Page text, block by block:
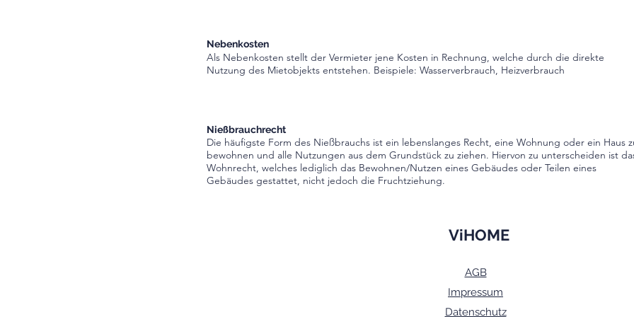
Nebenkosten
Als Nebenkosten stellt der Vermieter jene Kosten in Rechnung, welche durch die direkte
Nutzung des Mietobjekts entstehen. Beispiele: Wasserverbrauch, Heizverbrauch
Nießbrauchrecht
Die häufigste Form des Nießbrauchs ist ein lebenslanges Recht, eine Wohnung oder ein Haus
bewohnen und alle Nutzungen aus dem Grundstück zu ziehen. Hiervon zu unterscheiden ist
Wohnrecht, welches lediglich das Bewohnen/Nutzen eines Gebäudes oder Teilen eines
Gebäudes gestattet, nicht jedoch die Fruchtziehung.
ViHOME
AGB
Impressum
Datenschutz